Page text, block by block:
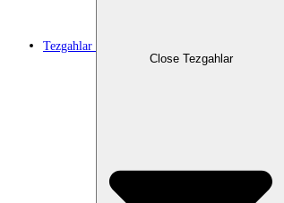
Tezgahlar
Close Tezgahlar